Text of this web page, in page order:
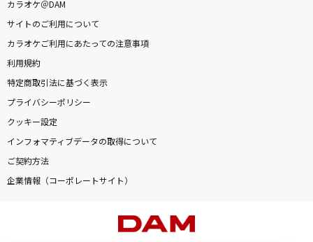
カラオケ＠DAM
サイトのご利用について
カラオケご利用にあたっての注意事項
利用規約
特定商取引法に基づく表示
プライバシーポリシー
クッキー設定
インフォマティブデータの取得について
ご契約方法
企業情報（コーポレートサイト）